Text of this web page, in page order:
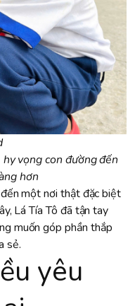
vọng con đường đến
hơn
một nơi thật đặc biệt
Lá Tía Tô đã tận tay
muốn góp phần thắp
sẻ.
yêu